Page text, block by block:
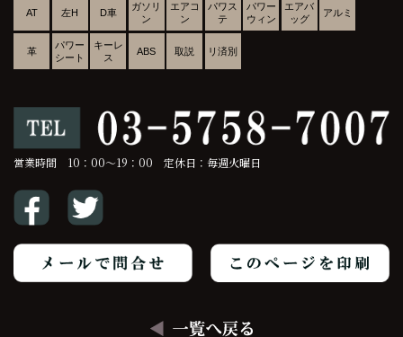
AT 左H D車
ガソリ
ン
エアコ
ン
パワス
テ
パワー
ウィン
エアバ
ッグ
アルミ
革
パワー
シート
キーレ
ス
ABS 取説 リ済別
営業時間 10：00～19：00 定休日：毎週火曜日